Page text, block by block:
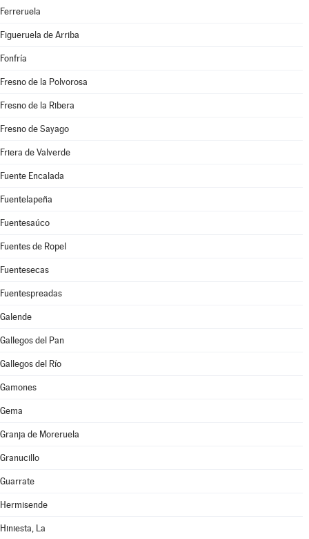
Ferreruela
Figueruela de Arriba
Fonfría
Fresno de la Polvorosa
Fresno de la Ribera
Fresno de Sayago
Friera de Valverde
Fuente Encalada
Fuentelapeña
Fuentesaúco
Fuentes de Ropel
Fuentesecas
Fuentespreadas
Galende
Gallegos del Pan
Gallegos del Río
Gamones
Gema
Granja de Moreruela
Granucillo
Guarrate
Hermisende
Hiniesta, La